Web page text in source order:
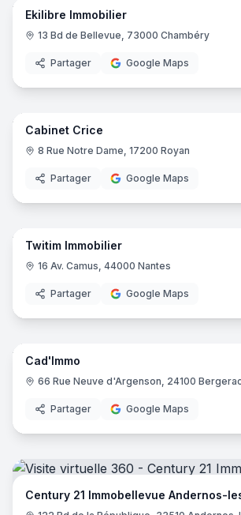
Ekilibre Immobilier
13 Bd de Bellevue, 73000 Chambéry
Partager Google Maps
Cabinet Crice
8 Rue Notre Dame, 17200 Royan
Partager Google Maps
Twitim Immobilier
16 Av. Camus, 44000 Nantes
Partager Google Maps
Cad'Immo
66 Rue Neuve d'Argenson, 24100
Partager Google Maps
Century 21 Immobellevue Andernos-